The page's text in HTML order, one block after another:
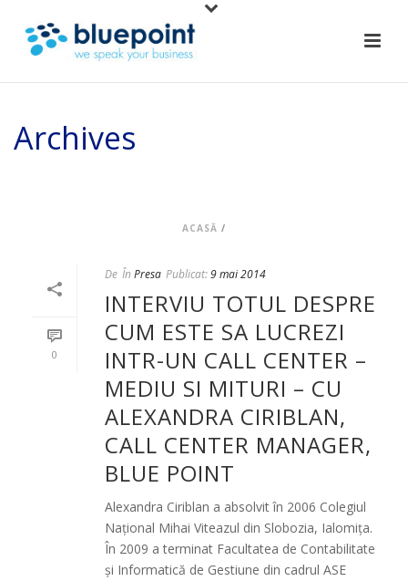
Archives
ACASĂ /
0
De În Presa Publicat:9 mai 2014
INTERVIU TOTUL DESPRE
CUM ESTE SA LUCREZI
INTR-UN CALL CENTER –
MEDIU SI MITURI – CU
ALEXANDRA CIRIBLAN,
CALL CENTER MANAGER,
BLUE POINT
Alexandra Ciriblan a absolvit în 2006 Colegiul
Național Mihai Viteazul din Slobozia, Ialomița.
În 2009 a terminat Facultatea de Contabilitate
și Informatică de Gestiune din cadrul ASE